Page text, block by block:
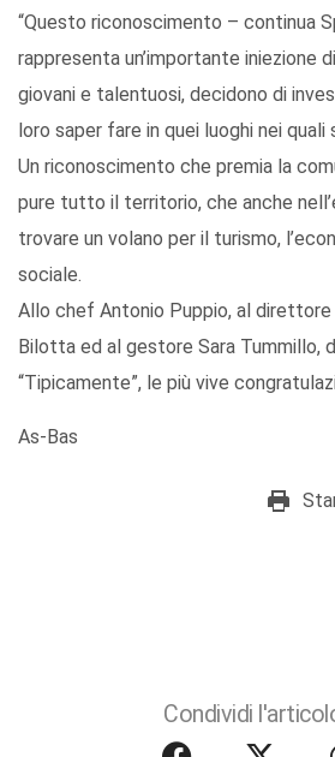
“Questo riconoscimento – continua
rappresenta un’importante iniezione
giovani e talentuosi, decidono di
loro saper fare in quei luoghi nei
Un riconoscimento che premia la
pure tutto il territorio, che anche
trovare un volano per il turismo,
sociale.
Allo chef Antonio Puppio, al direttore
Bilotta ed al gestore Sara Tummillo,
“Tipicamente”, le più vive
As-Bas
Condividi